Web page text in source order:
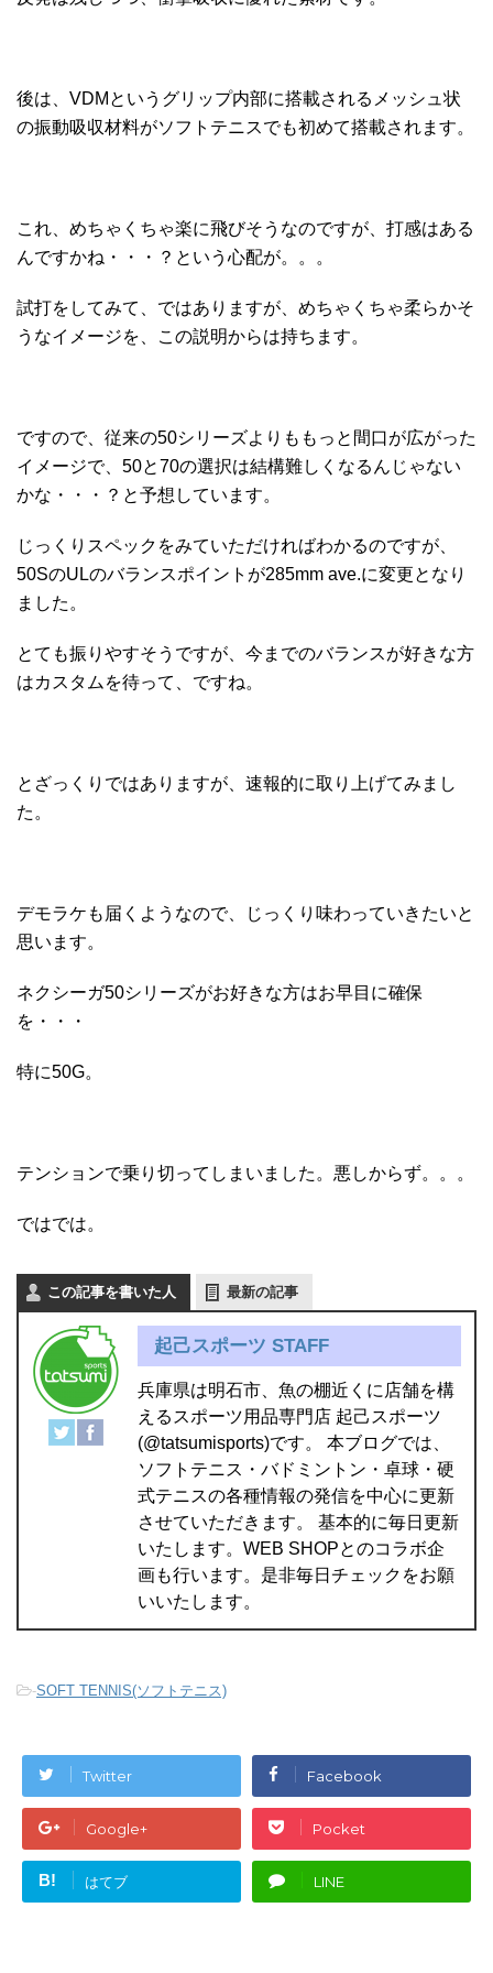
後は、VDMというグリップ内部に搭載されるメッシュ状
の振動吸収材料がソフトテニスでも初めて搭載されます。
これ、めちゃくちゃ楽に飛びそうなのですが、打感はある
んですかね・・・？という心配が。。。
試打をしてみて、ではありますが、めちゃくちゃ柔らかそ
うなイメージを、この説明からは持ちます。
ですので、従来の50シリーズよりももっと間口が広がった
イメージで、50と70の選択は結構難しくなるんじゃない
かな・・・？と予想しています。
じっくりスペックをみていただければわかるのですが、
50SのULのバランスポイントが285mm ave.に変更となり
ました。
とても振りやすそうですが、今までのバランスが好きな方
はカスタムを待って、ですね。
とざっくりではありますが、速報的に取り上げてみまし
た。
デモラケも届くようなので、じっくり味わっていきたいと
思います。
ネクシーガ50シリーズがお好きな方はお早目に確保
を・・・
特に50G。
テンションで乗り切ってしまいました。悪しからず。。。
ではでは。
この記事を書いた人 最新の記事
起己スポーツ STAFF
兵庫県は明石市、魚の棚近くに店舗を構
えるスポーツ用品専門店 起己スポーツ
(@tatsumisports)です。 本ブログでは、
ソフトテニス・バドミントン・卓球・硬
式テニスの各種情報の発信を中心に更新
させていただきます。 基本的に毎日更新
いたします。WEB SHOPとのコラボ企
画も行います。是非毎日チェックをお願
いいたします。
-SOFT TENNIS(ソフトテニス)
Twitter Facebook
Google+ Pocket
B! はてブ LINE